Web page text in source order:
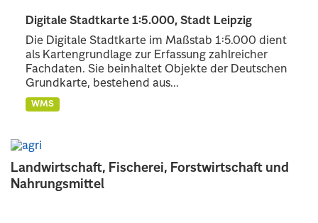
Landwirtschaft, Fischerei, Forstwirtschaft und
Nahrungsmittel
Digitale Stadtkarte 1:5.000, Stadt Leipzig
Die Digitale Stadtkarte im Maßstab 1:5.000 dient
als Kartengrundlage zur Erfassung zahlreicher
Fachdaten. Sie beinhaltet Objekte der Deutschen
Grundkarte, bestehend aus...
WMS